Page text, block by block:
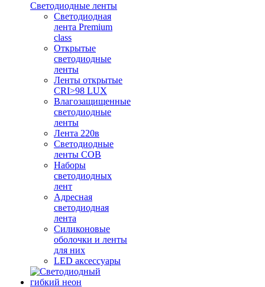
Светодиодные ленты
Светодиодная
лента Premium
class
Открытые
светодиодные
ленты
Ленты открытые
CRI>98 LUX
Влагозащищенные
светодиодные
ленты
Лента 220в
Светодиодные
ленты COB
Наборы
светодиодных
лент
Адресная
светодиодная
лента
Силиконовые
оболочки и ленты
для них
LED аксессуары